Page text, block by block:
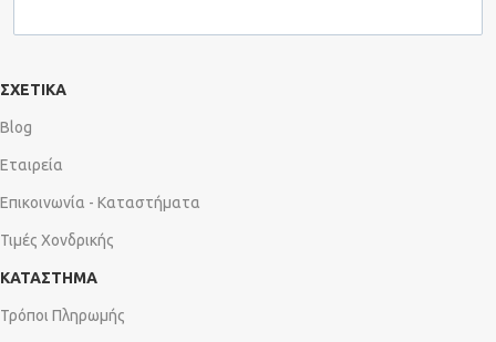
ΣΧΕΤΙΚΑ
Blog
Εταιρεία
Επικοινωνία - Καταστήματα
Τιμές Χονδρικής
ΚΑΤΑΣΤΗΜΑ
Τρόποι Πληρωμής